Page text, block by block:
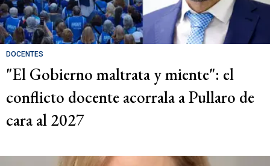
DOCENTES
"El Gobierno maltrata y miente": el
conflicto docente acorrala a Pullaro de
cara al 2027